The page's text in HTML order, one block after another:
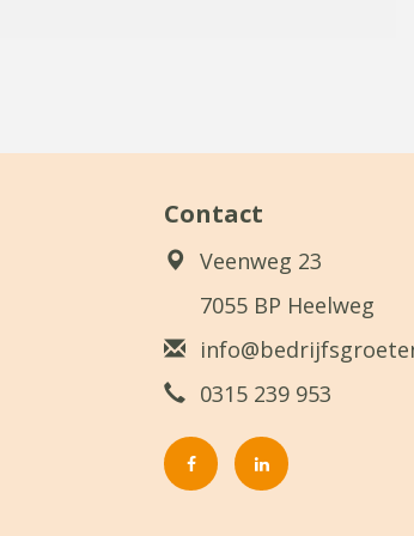
Contact
Veenweg 23
7055 BP Heelweg
0315 239 953